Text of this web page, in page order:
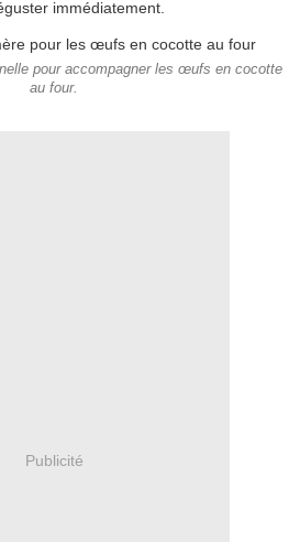
immédiatement.
pour accompagner les œufs en cocotte
au four.
Publicité